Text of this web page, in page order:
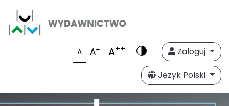
A A+ A++
Zaloguj
Język Polski